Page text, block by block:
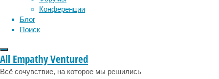
Конференции
Блог
Поиск
All Empathy Ventured
Всё сочувствие, на которое мы решились
возникнуть
даже
стерильность
идеальная.
Откуда
эмоции эпидемия